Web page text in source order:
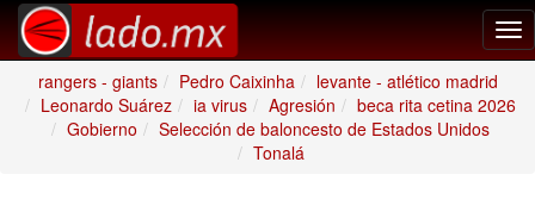
rangers - giants
Pedro Caixinha
levante - atlético madrid
Leonardo Suárez
ia virus Agresión
beca rita cetina 2026
Gobierno
Selección de baloncesto de Estados Unidos
Tonalá